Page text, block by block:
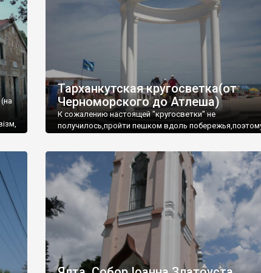
Тарханкутская кругосветка(от
Черноморского до Атлеша)
К сожалению настоящей "кругосветки" не
получилось,пройти пешком вдоль